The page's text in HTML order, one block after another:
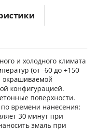
и холодного климата
(от -60 до +150
окрашиваемой
конфигурацией.
поверхности.
времени нанесения:
30 минут при
эмаль при